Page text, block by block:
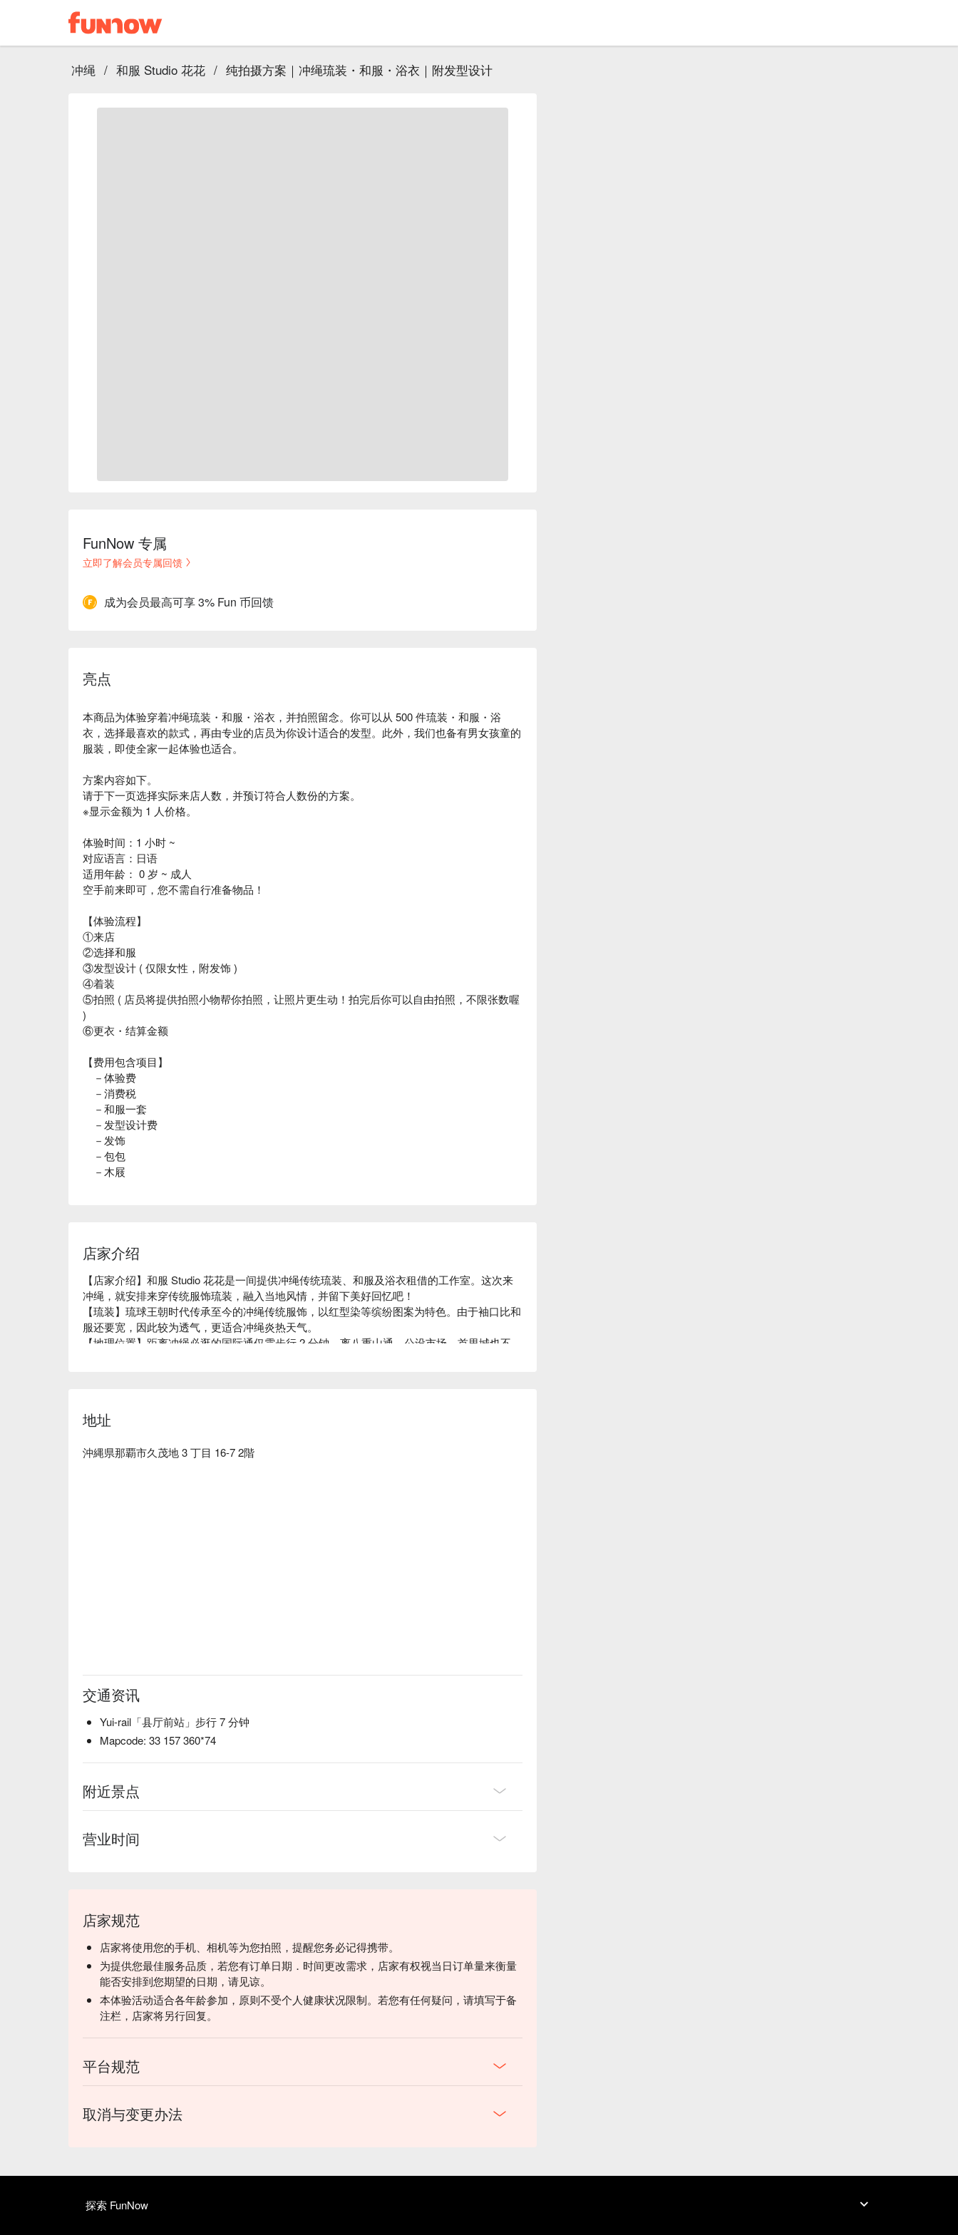
冲绳 / 和服 Studio 花花 / 纯拍摄方案｜冲绳琉装・和服・浴衣｜附发型设计
FunNow 专属
立即了解会员专属回馈
成为会员最高可享 3% Fun 币回馈
亮点
本商品为体验穿着冲绳琉装・和服・浴衣，并拍照留念。你可以从 500 件琉装・和服・浴
衣，选择最喜欢的款式，再由专业的店员为你设计适合的发型。此外，我们也备有男女孩童的
服装，即使全家一起体验也适合。
方案内容如下。
请于下一页选择实际来店人数，并预订符合人数份的方案。
※显示金额为 1 人价格。
体验时间：1 小时 ~
对应语言：日语
适用年龄： 0 岁 ~ 成人
空手前来即可，您不需自行准备物品！
【体验流程】
①来店
②选择和服
③发型设计 ( 仅限女性，附发饰 )
④着装
⑤拍照 ( 店员将提供拍照小物帮你拍照，让照片更生动！拍完后你可以自由拍照，不限张数喔
)
⑥更衣・结算金额
【费用包含项目】
－体验费
－消费税
－和服一套
－发型设计费
－发饰
－包包
－木屐
店家介绍
【店家介绍】和服 Studio 花花是一间提供冲绳传统琉装、和服及浴衣租借的工作室。这次来
冲绳，就安排来穿传统服饰琉装，融入当地风情，并留下美好回忆吧！
【琉装】琉球王朝时代传承至今的冲绳传统服饰，以红型染等缤纷图案为特色。由于袖口比和
服还要宽，因此较为透气，更适合冲绳炎热天气。
【地理位置】距离冲绳必逛的国际通仅需步行 2 分钟，离八重山通、公设市场、首里城也不
地址
沖縄県那覇市久茂地 3 丁目 16-7 2階
交通资讯
Yui-rail「县厅前站」步行 7 分钟
Mapcode: 33 157 360*74
附近景点
营业时间
店家规范
店家将使用您的手机、相机等为您拍照，提醒您务必记得携带。
为提供您最佳服务品质，若您有订单日期．时间更改需求，店家有权视当日订单量来衡量
能否安排到您期望的日期，请见谅。
本体验活动适合各年龄参加，原则不受个人健康状况限制。若您有任何疑问，请填写于备
注栏，店家将另行回复。
平台规范
取消与变更办法
探索 FunNow